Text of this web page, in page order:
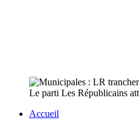
Le parti Les Républicains
Accueil